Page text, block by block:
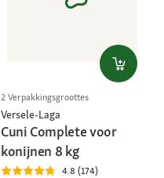
2 Verpakkingsgroottes
Versele-Laga
Cuni Complete voor
konijnen 8 kg
4.8 (174)